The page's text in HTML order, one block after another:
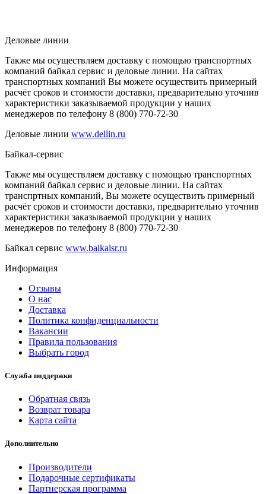
Деловые линии
Также мы осуществляем доставку с помощью транспортных
компаний байкал сервис и деловые линии. На сайтах
транспортных компаний Вы можете осуществить примерный
расчёт сроков и стоимости доставки, предварительно уточнив
характеристики заказываемой продукции у наших
менеджеров по телефону 8 (800) 770-72-30
Деловые линии www.dellin.ru
Байкал-сервис
Также мы осуществляем доставку с помощью транспортных
компаний байкал сервис и деловые линии. На сайтах
транспртных компаний, Вы можете осуществить примерный
расчёт сроков и стоимости доставки, предварительно уточнив
характеристики заказываемой продукции у наших
менеджеров по телефону 8 (800) 770-72-30
Байкал сервис www.baikalsr.ru
Информация
Отзывы
О нас
Доставка
Политика конфиденциальности
Вакансии
Правила пользования
Выбрать город
Служба поддержки
Обратная связь
Возврат товара
Карта сайта
Дополнительно
Производители
Подарочные сертификаты
Партнерская программа